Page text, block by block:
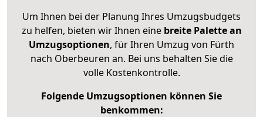
Um Ihnen bei der Planung Ihres Umzugsbudgets
zu helfen, bieten wir Ihnen eine breite Palette an
Umzugsoptionen, für Ihren Umzug von Fürth
nach Oberbeuren an. Bei uns behalten Sie die
volle Kostenkontrolle.
Folgende Umzugsoptionen können Sie
benkommen: